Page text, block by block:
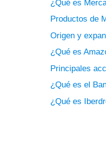
¿Qué es
Productos de
Origen y
¿Qué es
Principales
¿Qué es el
¿Qué es